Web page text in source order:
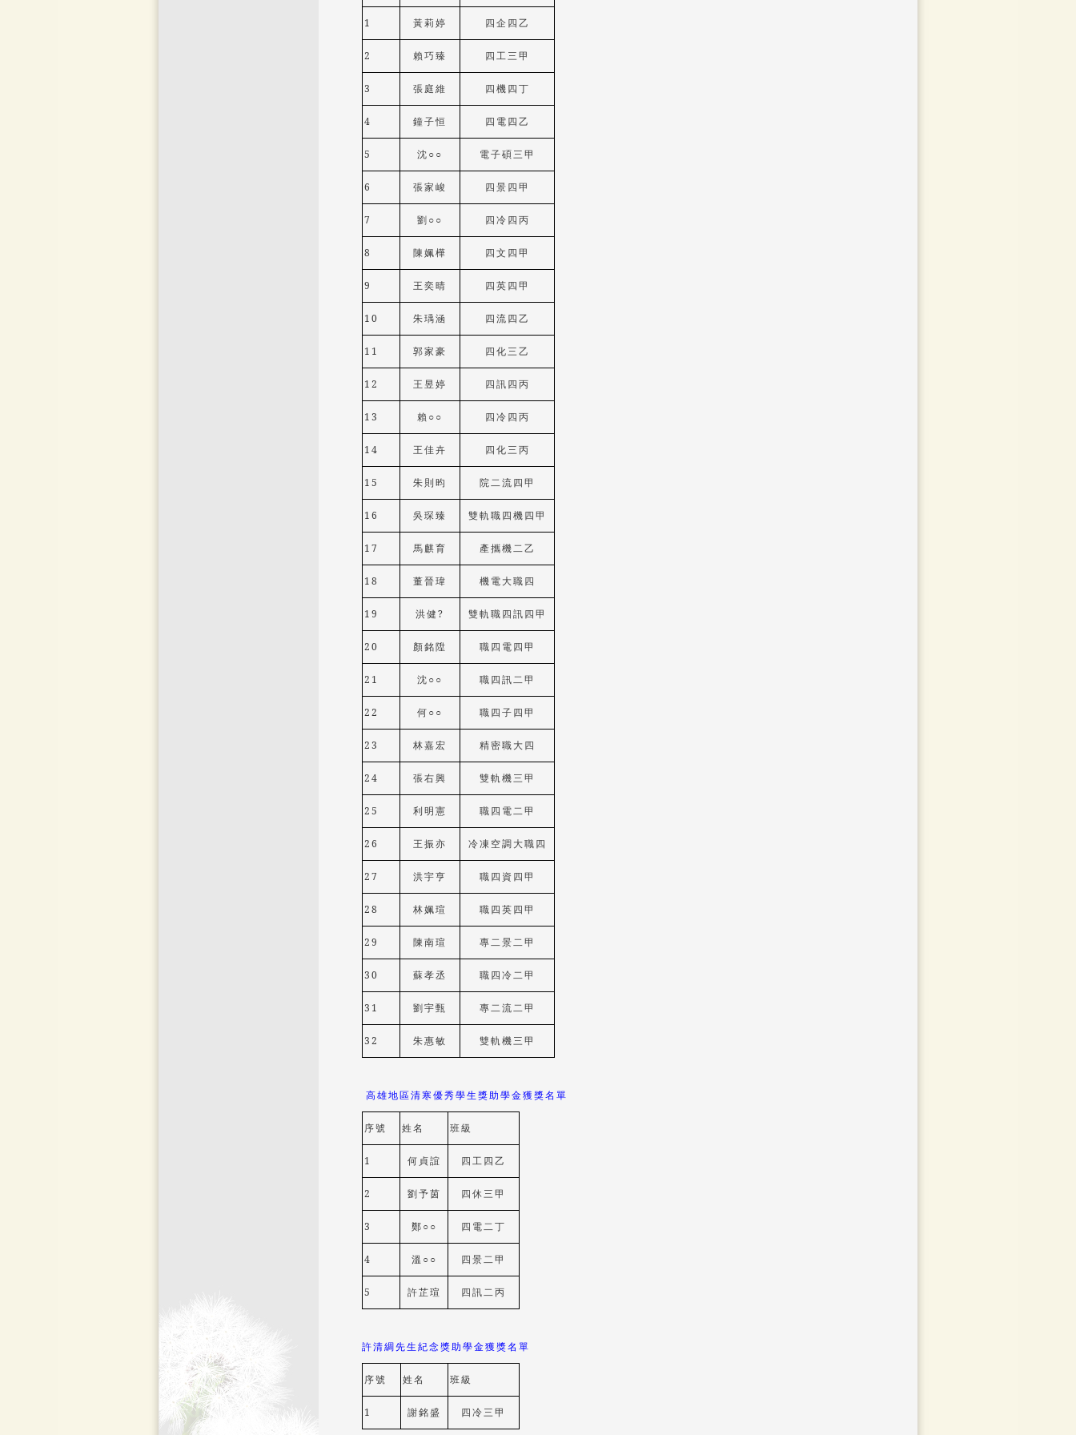
1 黃莉婷 四企四乙
2 賴巧臻 四工三甲
3 張庭維 四機四丁
4 鐘子恒 四電四乙
5 沈○○ 電子碩三甲
6 張家峻 四景四甲
7 劉○○ 四冷四丙
8 陳姵樺 四文四甲
9 王奕晴 四英四甲
10 朱瑀涵 四流四乙
11 郭家豪 四化三乙
12 王昱婷 四訊四丙
13 賴 ○○ 四冷四丙
14 王佳卉 四化三丙
15 朱則昀 院二流四甲
16 吳琛臻 雙軌職四機四甲
17 馬麒育 產攜機二乙
18 董晉瑋 機電大職四
19 洪健? 雙軌職四訊四甲
20 顏銘陞 職四電四甲
21 沈○○ 職四訊二甲
22 何○○ 職四子四甲
23 林嘉宏 精密職大四
24 張右興 雙軌機三甲
25 利明憲 職四電二甲
26 王振亦 冷凍空調大職四
27 洪宇亨 職四資四甲
28 林姵瑄 職四英四甲
29 陳南瑄 專二景二甲
30 蘇孝丞 職四冷二甲
31 劉宇甄 專二流二甲
32 朱惠敏 雙軌機三甲
高雄地區清寒優秀學生獎助學金獲獎名單
序號 姓名 班級
1 何貞誼 四工四乙
2 劉予茵 四休三甲
3 鄭○○ 四電二丁
4 溫 ○○ 四景二甲
5 許芷瑄 四訊二丙
許清綢先生紀念獎助學金獲獎名單
序號 姓名 班級
1 謝銘盛 四冷三甲